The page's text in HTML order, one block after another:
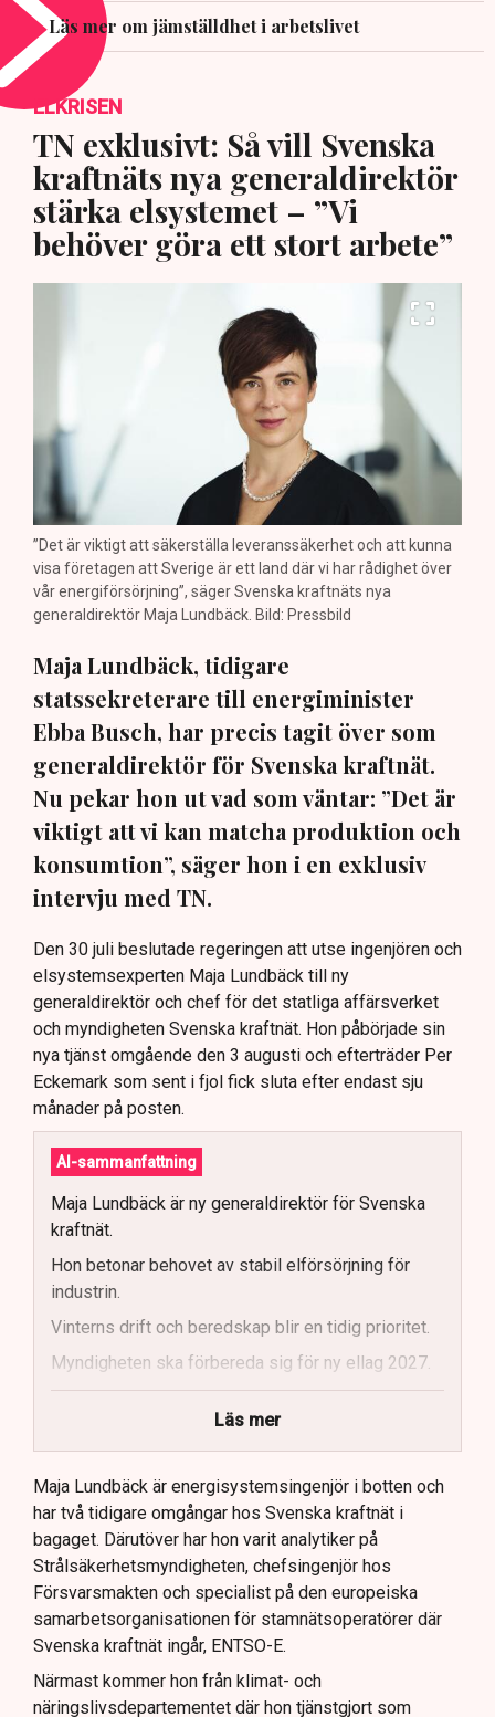
Läs mer om jämställdhet i arbetslivet
ELKRISEN
TN exklusivt: Så vill Svenska
kraftnäts nya generaldirektör
stärka elsystemet – ”Vi
behöver göra ett stort arbete”
”Det är viktigt att säkerställa leveranssäkerhet och att kunna
visa företagen att Sverige är ett land där vi har rådighet över
vår energiförsörjning”, säger Svenska kraftnäts nya
generaldirektör Maja Lundbäck. Bild: Pressbild
Maja Lundbäck, tidigare
statssekreterare till energiminister
Ebba Busch, har precis tagit över som
generaldirektör för Svenska kraftnät.
Nu pekar hon ut vad som väntar: ”Det är
viktigt att vi kan matcha produktion och
konsumtion”, säger hon i en exklusiv
intervju med TN.
Den 30 juli beslutade regeringen att utse ingenjören och
elsystemsexperten Maja Lundbäck till ny
generaldirektör och chef för det statliga affärsverket
och myndigheten Svenska kraftnät. Hon påbörjade sin
nya tjänst omgående den 3 augusti och efterträder Per
Eckemark som sent i fjol fick sluta efter endast sju
månader på posten.
AI-sammanfattning
Maja Lundbäck är ny generaldirektör för Svenska
kraftnät.
Hon betonar behovet av stabil elförsörjning för
industrin.
Vinterns drift och beredskap blir en tidig prioritet.
Myndigheten ska förbereda sig för ny ellag 2027.
Maja Lundbäck vill se en mer proaktiv
Läs mer
Maja Lundbäck är energisystemsingenjör i botten och
har två tidigare omgångar hos Svenska kraftnät i
bagaget. Därutöver har hon varit analytiker på
Strålsäkerhetsmyndigheten, chefsingenjör hos
Försvarsmakten och specialist på den europeiska
samarbetsorganisationen för stamnätsoperatörer där
Svenska kraftnät ingår, ENTSO-E.
Närmast kommer hon från klimat- och
näringslivsdepartementet där hon tjänstgjort som